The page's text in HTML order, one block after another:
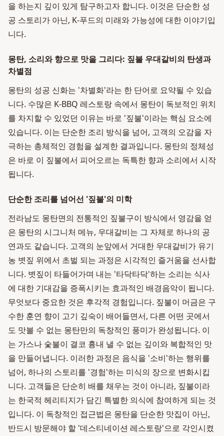
을 하는지 깊이 있게 탐구하고자 합니다. 이것은 단순한 성
공 스토리가 아닌, K-푸드의 미래와 가능성에 대한 이야기입
니다.
몽탄, 소리와 향으로 맛을 그리다: 짚불 우대갈비의 탄생과
차별점
몽탄의 성공 신화는 '차별화'라는 한 단어로 요약될 수 있습
니다. 수많은 K-BBQ 레스토랑 속에서 몽탄이 독보적인 위치
를 차지할 수 있었던 이유는 바로 '짚불'이라는 핵심 요소에
있습니다. 이는 단순한 조리 방식을 넘어, 고객의 오감을 자
극하는 총체적인 경험을 설계한 결과입니다. 몽탄의 정체성
은 바로 이 짚불에서 피어오르는 독특한 향과 소리에서 시작
됩니다.
단순한 조리를 넘어선 '짚불'의 미학
전라남도 몽탄면의 전통적인 짚불구이 방식에서 영감을 얻
은 몽탄의 시그니처 메뉴, 우대갈비는 그 자체로 하나의 공
연과도 같습니다. 고객의 눈앞에서 거대한 우대갈비가 유기
농 볏짚 위에서 초벌 되는 과정은 시각적인 즐거움을 선사합
니다. 볏짚이 타들어가며 내는 '타닥타닥'하는 소리는 식사
에 대한 기대감을 증폭시키는 효과적인 배경음악이 됩니다.
무엇보다 중요한 것은 후각적 경험입니다. 짚불이 머금은 구
수한 훈연 향이 고기 깊숙이 배어들면서, 다른 어떤 곳에서
도 맛볼 수 없는 몽탄만의 독창적인 풍미가 완성됩니다. 이
는 가스나 숯불이 결코 흉내 낼 수 없는 깊이와 복합적인 맛
을 만들어냅니다. 이러한 과정은 음식을 '소비'하는 행위를
넘어, 하나의 스토리를 '경험'하는 미식의 장으로 변화시킵
니다. 고객들은 단순히 배를 채우는 것이 아니라, 짚불이라
는 한국적 헤리티지가 담긴 특별한 의식에 참여하게 되는 것
입니다. 이 독창적인 접근법은 몽탄을 단순한 맛집이 아닌,
반드시 방문해야 할 '데스티네이션 레스토랑'으로 각인시켰